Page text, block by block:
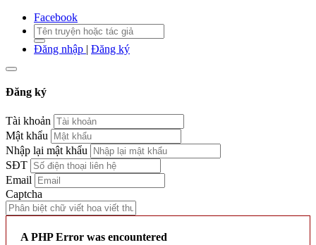
Facebook
Đăng nhập | Đăng ký
Đăng ký
Tài khoản
Mật khẩu
Nhập lại mật khẩu
SĐT
Email
Captcha
A PHP Error was encountered